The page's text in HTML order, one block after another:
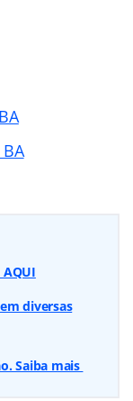
diversas
Saiba mais